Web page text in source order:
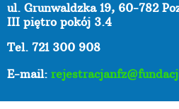
ul. Grunwaldzka 19, 60-782
III piętro pokój 3.4
Tel. 721 300 908
E-mail: